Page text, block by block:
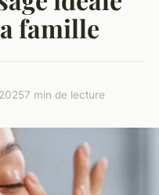
famille
7 min de lecture